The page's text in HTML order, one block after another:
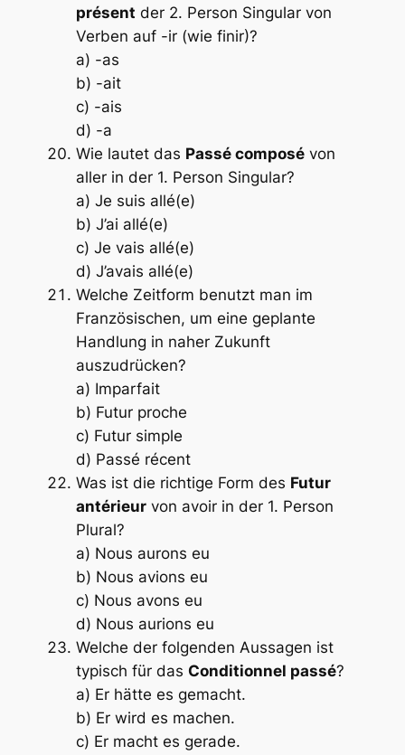
présent der 2. Person Singular von
Verben auf -ir (wie finir)?
a) -as
b) -ait
c) -ais
d) -a
Wie lautet das Passé composévon
allerin der 1. Person Singular?
a) Je suis allé(e)
b) J’ai allé(e)
c) Je vais allé(e)
d) J’avais allé(e)
Welche Zeitform benutzt man im
Französischen, um eine geplante
Handlung in naher Zukunft
auszudrücken?
a) Imparfait
b) Futur proche
c) Futur simple
d) Passé récent
Was ist die richtige Form des Futur
antérieurvon avoirin der 1. Person
Plural?
a) Nous aurons eu
b) Nous avions eu
c) Nous avons eu
d) Nous aurions eu
Welche der folgenden Aussagen ist
typisch für das Conditionnel passé?
a) Er hätte es gemacht.
b) Er wird es machen.
c) Er macht es gerade.